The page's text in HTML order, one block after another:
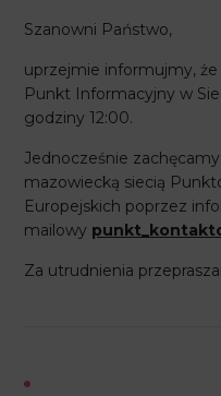
Szanowni Państwo,
uprzejmie informujmy,
Punkt Informacyjny w
godziny 12:00.
Jednocześnie
mazowiecką siecią
Europejskich poprzez
mailowy
Za utrudnienia